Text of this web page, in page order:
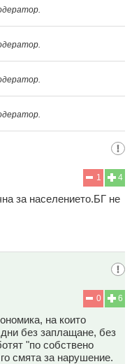
4
1
за населението.БГ не
6
0
на които
без заплащане, без
"по собствено
смята за нарушение.